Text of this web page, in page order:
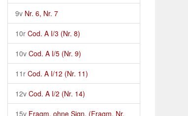
9v Nr. 6, Nr. 7
10r Cod. A I/3 (Nr. 8)
10v Cod. A I/5 (Nr. 9)
11r Cod. A I/12 (Nr. 11)
12v Cod. A I/2 (Nr. 14)
15v Fragm. ohne Sign. (Fragm. Nr.